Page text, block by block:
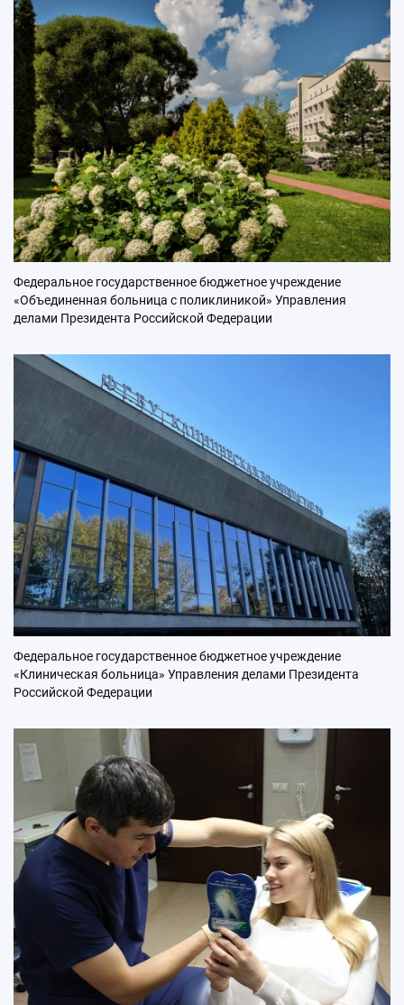
Федеральное государственное бюджетное учреждение
«Объединенная больница с поликлиникой» Управления
делами Президента Российской Федерации
Федеральное государственное бюджетное учреждение
«Клиническая больница» Управления делами Президента
Российской Федерации